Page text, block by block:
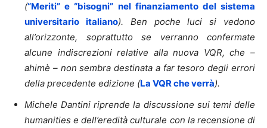
(“Meriti” e “bisogni” nel finanziamento del sistema
universitario italiano). Ben poche luci si vedono
all’orizzonte, soprattutto se verranno confermate
alcune indiscrezioni relative alla nuova VQR, che –
ahimè – non sembra destinata a far tesoro degli errori
della precedente edizione (La VQR che verrà).
Michele Dantini riprende la discussione sui temi delle
humanities e dell’eredità culturale con la recensione di